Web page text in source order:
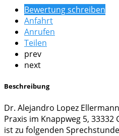
Bewertung schreiben
Anfahrt
Anrufen
Teilen
prev
next
Beschreibung
Dr. Alejandro Lopez
Praxis im Knappweg 5,
ist zu folgenden